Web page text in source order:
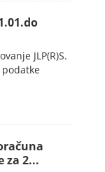
JLP(R)S.
za 2...